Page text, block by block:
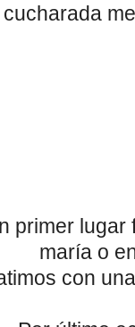
cucharada
primer lugar
maría o
con